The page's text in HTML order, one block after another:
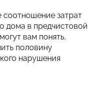
затрат
дома в предчистовой
вам понять,
половину
нарушения